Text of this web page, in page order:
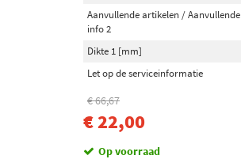
Aanvullende artikelen / Aanvullende
info 2
Dikte 1 [mm]
Let op de serviceinformatie
€ 66,67
€ 22,00
Op voorraad